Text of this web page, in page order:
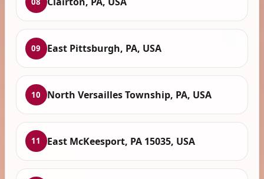
09 East Pittsburgh, PA, USA
10 North Versailles Township, PA, USA
11 East McKeesport, PA 15035, USA